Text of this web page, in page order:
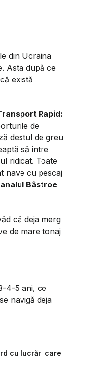
din Ucraina
Asta după ce
există
Rapid:
de
destul de greu
să intre
ridicat. Toate
nave cu pescaj
Bâstroe
că deja merg
de mare tonaj
4-5 ani, ce
navigă deja
cu lucrări care